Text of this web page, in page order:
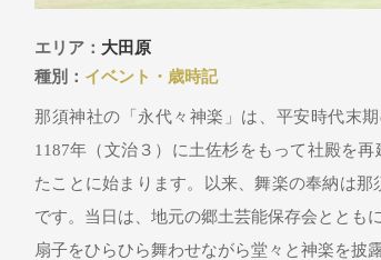
エリア： 大田原
種別： イベント・歳時記
那須神社の「永代々神楽」は、平安時代末
1187年（文治３）に土佐杉をもって社殿を
たことに始まります。以来、舞楽の奉納は
です。当日は、地元の郷土芸能保存会ととも
扇子をひらひら舞わせながら堂々と神楽を披